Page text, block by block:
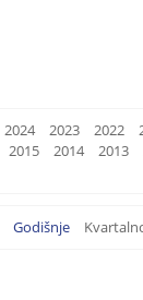
2024 2023 2022
2015 2014 2013
Godišnje